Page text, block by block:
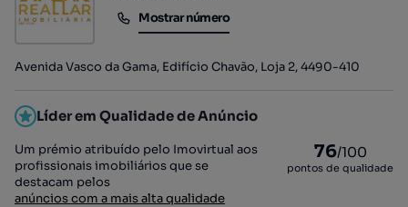
Mostrar número
Mostrar número
Avenida Vasco da Gama, Edifício Chavão, Loja 2, 4490-410
Líder em Qualidade de Anúncio
Um prémio atribuído pelo Imovirtual aos
profissionais imobiliários que se
destacam pelos
anúncios com a mais alta qualidade
76/100
pontos de qualidade